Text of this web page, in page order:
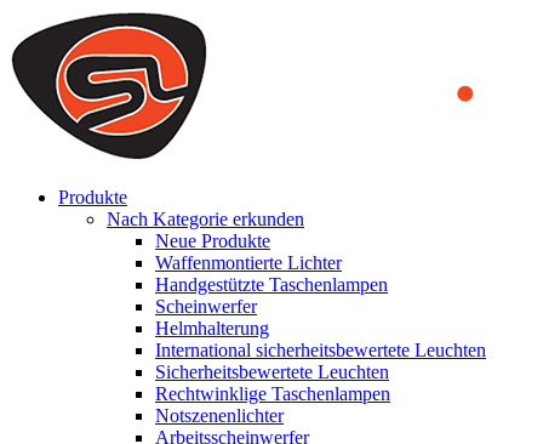
We use cookies to ensure that we provide you the best experience
on our website. By continuing to browse this website, you accept
that cookies are used to help us analyze how the website is used and
to offer you a better experience. To learn more or to find out how
you can disable cookies, you can access our
Produkte
Nach Kategorie erkunden
Neue Produkte
Waffenmontierte Lichter
Handgestützte Taschenlampen
Scheinwerfer
Helmhalterung
International sicherheitsbewertete Leuchten
Sicherheitsbewertete Leuchten
Rechtwinklige Taschenlampen
Notszenenlichter
Arbeitsscheinwerfer